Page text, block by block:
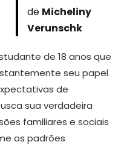
de Micheliny
Verunschk
de 18 anos que
seu papel
de
sua verdadeira
familiares e sociais
os padrões